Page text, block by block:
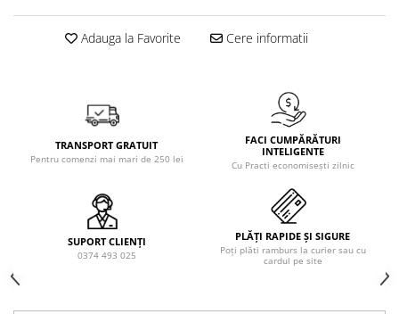
Solutie de indepartat rugina si
Vata demachiantaAdauga la Favorite Cere informatii
TRANSPORT GRATUIT
Pentru comenzi mai mari de 250 lei
FACI CUMPĂRĂTURI
INTELIGENTE
Cu Practi economisești zilnic
SUPORT CLIENȚI
0374 493 025
PLĂȚI RAPIDE ȘI SIGURE
Poți plăti ramburs la curier sau cu
cardul pe site